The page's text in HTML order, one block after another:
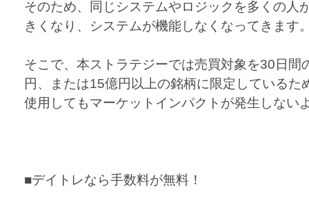
そのため、同じシステムやロジックを多くの人
きくなり、システムが機能しなくなってきます
そこで、本ストラテジーでは売買対象を30日間
円、または15億円以上の銘柄に限定しているた
使用してもマーケットインパクトが発生しない
■デイトレなら手数料が無料！